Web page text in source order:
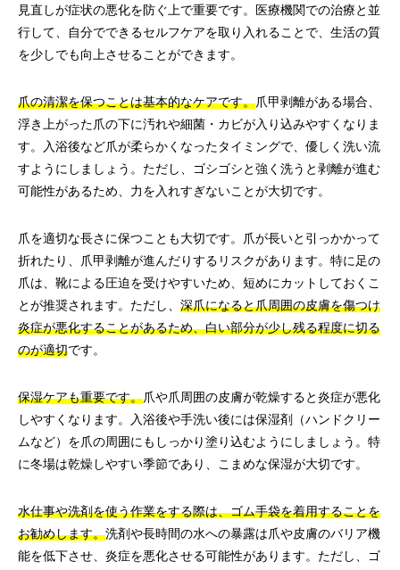
見直しが症状の悪化を防ぐ上で重要です。医療機関での治療と並
行して、自分でできるセルフケアを取り入れることで、生活の質
を少しでも向上させることができます。
爪の清潔を保つことは基本的なケアです。爪甲剥離がある場合、
浮き上がった爪の下に汚れや細菌・カビが入り込みやすくなりま
す。入浴後など爪が柔らかくなったタイミングで、優しく洗い流
すようにしましょう。ただし、ゴシゴシと強く洗うと剥離が進む
可能性があるため、力を入れすぎないことが大切です。
爪を適切な長さに保つことも大切です。爪が長いと引っかかって
折れたり、爪甲剥離が進んだりするリスクがあります。特に足の
爪は、靴による圧迫を受けやすいため、短めにカットしておくこ
とが推奨されます。ただし、 深爪になると爪周囲の皮膚を傷つけ
炎症が悪化することがあるため、白い部分が少し残る程度に切る
のが適切です。
保湿ケアも重要です。爪や爪周囲の皮膚が乾燥すると炎症が悪化
しやすくなります。入浴後や手洗い後には保湿剤（ハンドクリー
ムなど）を爪の周囲にもしっかり塗り込むようにしましょう。特
に冬場は乾燥しやすい季節であり、こまめな保湿が大切です。
水仕事や洗剤を使う作業をする際は、ゴム手袋を着用することを
お勧めします。洗剤や長時間の水への暴露は爪や皮膚のバリア機
能を低下させ、炎症を悪化させる可能性があります。ただし、ゴ